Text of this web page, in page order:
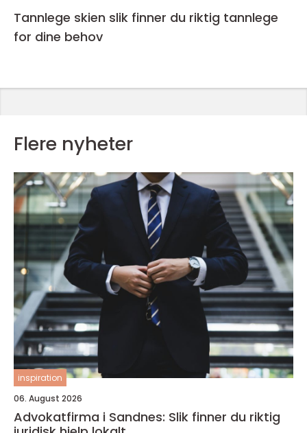
Tannlege skien slik finner du riktig tannlege
for dine behov
Flere nyheter
inspiration
06. August 2026
Advokatfirma i Sandnes: Slik finner du riktig